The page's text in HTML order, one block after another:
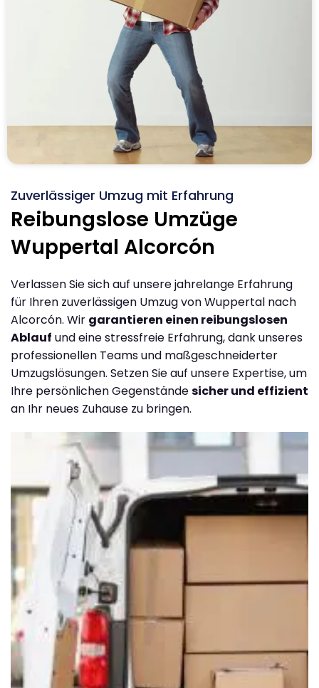
Zuverlässiger Umzug mit Erfahrung
Reibungslose Umzüge
Wuppertal Alcorcón
Verlassen Sie sich auf unsere jahrelange Erfahrung
für Ihren zuverlässigen Umzug von Wuppertal nach
Alcorcón. Wir garantieren einen reibungslosen
Ablauf und eine stressfreie Erfahrung, dank unseres
professionellen Teams und maßgeschneiderter
Umzugslösungen. Setzen Sie auf unsere Expertise, um
Ihre persönlichen Gegenständesicher und effizient
an Ihr neues Zuhause zu bringen.